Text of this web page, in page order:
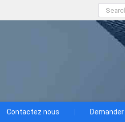
Contactez nous